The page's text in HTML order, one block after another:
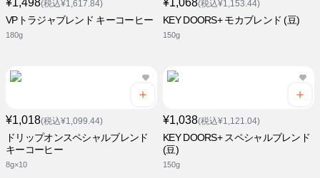
¥1,498(税込¥1,617.84)
VPトラジャブレンド キーコーヒー
180g
¥1,068(税込¥1,153.44)
KEY DOORS+ モカブレンド (豆)
150g
¥1,018(税込¥1,099.44)
ドリップオンスペシャルブレンド
キーコーヒー
8g×10
¥1,038(税込¥1,121.04)
KEY DOORS+ スペシャルブレンド
(豆)
150g